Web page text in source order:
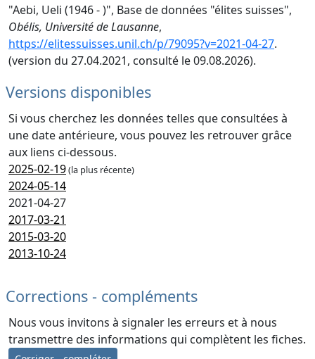
"Aebi, Ueli (1946 - )", Base de données "élites suisses",
Obélis, Université de Lausanne,
https://elitessuisses.unil.ch/p/79095?v=2021-04-27.
(version du 27.04.2021, consulté le 09.08.2026).
Versions disponibles
Si vous cherchez les données telles que consultées à
une date antérieure, vous pouvez les retrouver grâce
aux liens ci-dessous.
2025-02-19(la plus récente)
2024-05-14
2021-04-27
2017-03-21
2015-03-20
2013-10-24
Corrections - compléments
Nous vous invitons à signaler les erreurs et à nous
transmettre des informations qui complètent les fiches.